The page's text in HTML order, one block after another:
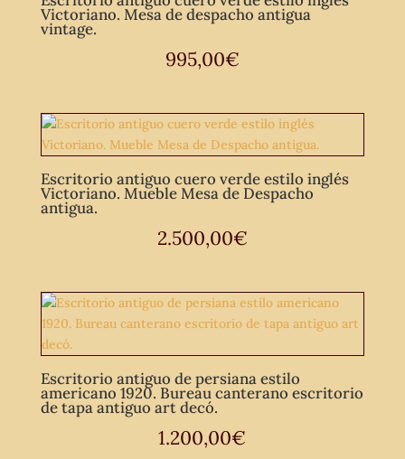
Victoriano. Mesa de despacho antigua
vintage.
995,00€
Escritorio antiguo cuero verde estilo inglés
Victoriano. Mueble Mesa de Despacho
antigua.
2.500,00€
Escritorio antiguo de persiana estilo
americano 1920. Bureau canterano escritorio
de tapa antiguo art decó.
1.200,00€